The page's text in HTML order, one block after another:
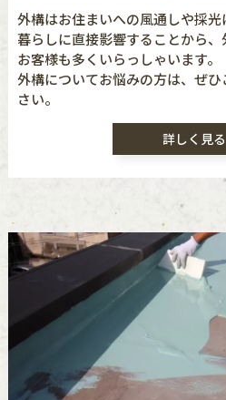
外構はお住まいへの風通しや採光
暮らしに直接影響することから
お客様も多くいらっしゃいます。
外構についてお悩みの方は、ぜ
さい。
詳しく見る